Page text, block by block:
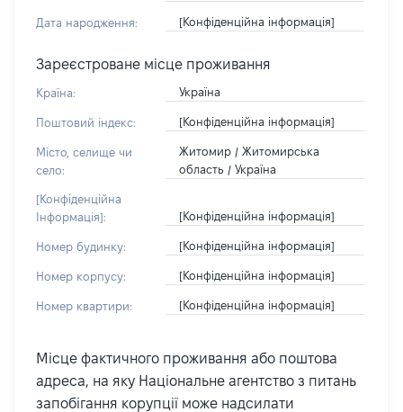
Дата народження: [Конфіденційна інформація]
Зареєстроване місце проживання
Країна: Україна
Поштовий індекс: [Конфіденційна інформація]
Місто, селище чи
село:
Житомир / Житомирська
область / Україна
[Конфіденційна
Інформація]:
[Конфіденційна інформація]
Номер будинку: [Конфіденційна інформація]
Номер корпусу: [Конфіденційна інформація]
Номер квартири: [Конфіденційна інформація]
Місце фактичного проживання або поштова
адреса, на яку Національне агентство з питань
запобігання корупції може надсилати